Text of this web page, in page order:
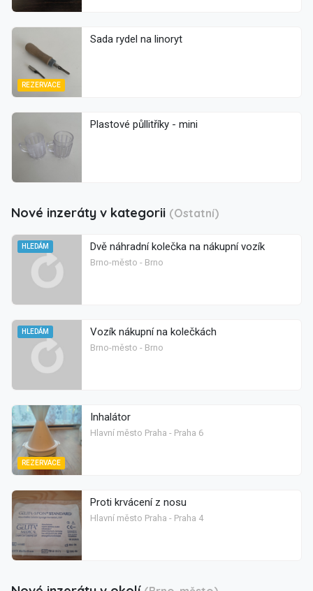
REZERVACE
Sada rydel na linoryt
Plastové půllitříky - mini
Nové inzeráty v kategorii (Ostatní)
HLEDÁM Dvě náhradní kolečka na nákupní vozík
Brno-město - Brno
HLEDÁM Vozík nákupní na kolečkách
Brno-město - Brno
REZERVACE
Inhalátor
Hlavní město Praha - Praha 6
Proti krvácení z nosu
Hlavní město Praha - Praha 4